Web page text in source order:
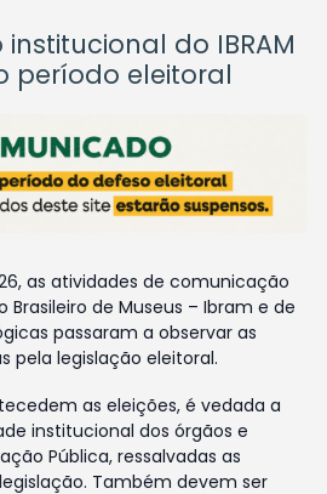
do IBRAM
período eleitoral
as atividades de comunicação
de Museus – Ibram e de
passaram a observar as
pela legislação eleitoral.
as eleições, é vedada a
institucional dos órgãos e
Pública, ressalvadas as
Também devem ser